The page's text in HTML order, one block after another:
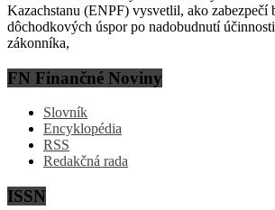
Kazachstanu (ENPF) vysvetlil, ako zabezpečí
dôchodkových úspor po nadobudnutí
zákonníka,
FN Finančné Noviny
Slovník
Encyklopédia
RSS
Redakčná rada
ISSN